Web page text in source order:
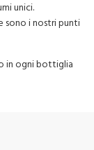
unici.
sono i nostri punti
in ogni bottiglia